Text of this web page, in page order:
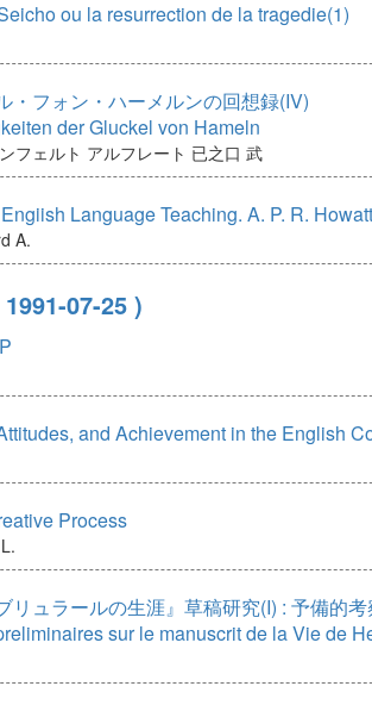
ou la resurrection de la tragedie(1)
・フォン・ハーメルンの回想録(IV)
der Gluckel von Hameln
フェルト アルフレート 已之口 武
Language Teaching. A. P. R.
A.
07-25 )
and Achievement in the English
Process
リュラールの生涯』草稿研究(I) : 予備的
sur le manuscrit de la Vie de